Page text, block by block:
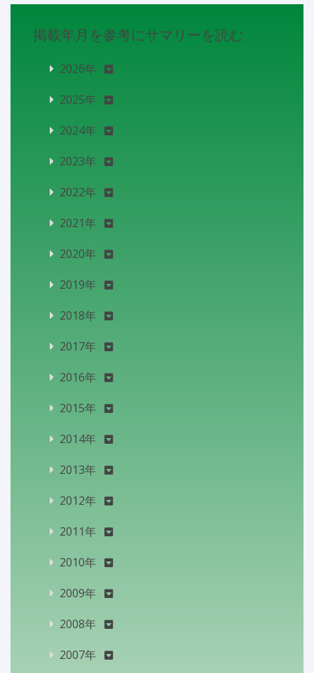
掲載年月を参考にサマリーを読む
2026年
2025年
2024年
2023年
2022年
2021年
2020年
2019年
2018年
2017年
2016年
2015年
2014年
2013年
2012年
2011年
2010年
2009年
2008年
2007年